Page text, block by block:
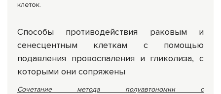
клеток.
Способы противодействия раковым и
сенесцентным клеткам с помощью
подавления провоспаления и гликолиза, с
которыми они сопряжены
Сочетание метода полуавтономии с